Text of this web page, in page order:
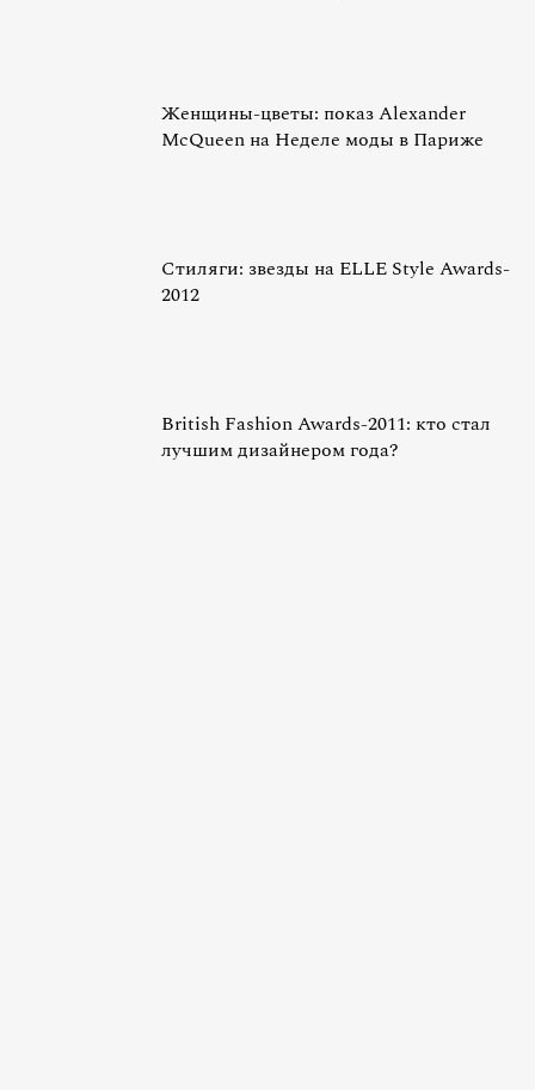
Женщины-цветы: показ Alexander
McQueen на Неделе моды в Париже
Стиляги: звезды на ELLE Style Awards-
2012
British Fashion Awards-2011: кто стал
лучшим дизайнером года?